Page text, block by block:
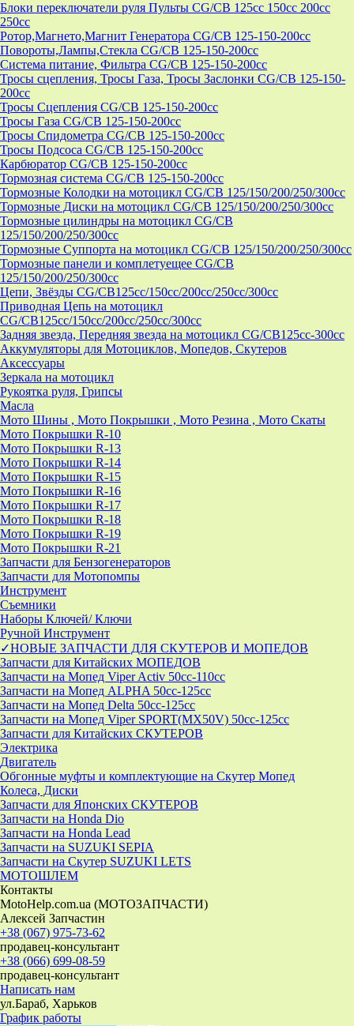
Блоки переключатели руля Пульты CG/CB 125cc 150cc 200cc
250cc
Ротор,Магнето,Магнит Генератора CG/CB 125-150-200cc
Повороты,Лампы,Стекла CG/CB 125-150-200cc
Система питание, Фильтра CG/CB 125-150-200cc
Тросы сцепления, Тросы Газа, Тросы Заслонки CG/CB 125-150-
200cc
Тросы Сцепления CG/CB 125-150-200cc
Тросы Газа CG/CB 125-150-200cc
Тросы Спидометра CG/CB 125-150-200cc
Тросы Подсоса CG/CB 125-150-200cc
Карбюратор CG/CB 125-150-200cc
Тормозная система CG/CB 125-150-200cc
Тормозные Колодки на мотоцикл CG/CB 125/150/200/250/300cc
Тормозные Диски на мотоцикл CG/CB 125/150/200/250/300cc
Тормозные цилиндры на мотоцикл CG/CB
125/150/200/250/300cc
Тормозные Суппорта на мотоцикл CG/CB 125/150/200/250/300cc
Тормозные панели и комплетуещее CG/CB
125/150/200/250/300cc
Цепи, Звёзды CG/CB125cc/150cc/200cc/250cc/300cc
Приводная Цепь на мотоцикл
CG/CB125cc/150cc/200cc/250cc/300cc
Задняя звезда, Передняя звезда на мотоцикл CG/CB125cc-300сс
Аккумуляторы для Мотоциклов, Мопедов, Скутеров
Аксессуары
Зеркала на мотоцикл
Рукоятка руля, Грипсы
Масла
Мото Шины , Мото Покрышки , Мото Резина , Мото Скаты
Мото Покрышки R-10
Мото Покрышки R-13
Мото Покрышки R-14
Мото Покрышки R-15
Мото Покрышки R-16
Мото Покрышки R-17
Мото Покрышки R-18
Мото Покрышки R-19
Мото Покрышки R-21
Запчасти для Бензогенераторов
Запчасти для Мотопомпы
Инструмент
Съемники
Наборы Ключей/ Ключи
Ручной Инструмент
✓НОВЫЕ ЗАПЧАСТИ ДЛЯ СКУТЕРОВ И МОПЕДОВ
Запчасти для Китайских МОПЕДОВ
Запчасти на Мопед Viper Activ 50cc-110cc
Запчасти на Мопед ALPHA 50cc-125cc
Запчасти на Мопед Delta 50cc-125cc
Запчасти на Мопед Viper SPORT(MX50V) 50cc-125cc
Запчасти для Китайских СКУТЕРОВ
Электрика
Двигатель
Обгонные муфты и комплектующие на Скутер Мопед
Колеса, Диски
Запчасти для Японских СКУТЕРОВ
Запчасти на Honda Dio
Запчасти на Honda Lead
Запчасти на SUZUKI SEPIA
Запчасти на Скутер SUZUKI LETS
МОТОШЛЕМ
Контакты
MotoHelp.com.ua (МОТОЗАПЧАСТИ)
Алексей Запчастин
+38 (067) 975-73-62
продавец-консультант
+38 (066) 699-08-59
продавец-консультант
Написать нам
ул.Бараб, Харьков
График работы